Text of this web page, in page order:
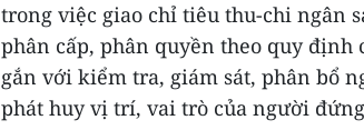
trong việc giao chỉ tiêu thu-chi ngân
phân cấp, phân quyền theo quy định
gắn với kiểm tra, giám sát, phân bổ
phát huy vị trí, vai trò của người